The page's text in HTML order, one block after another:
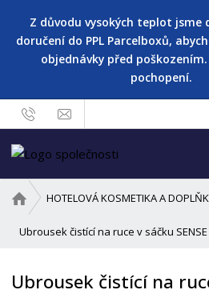
Z důvodu vysokých teplot jsme
doručení do PPL Parcelboxů,
objednávky před
pochopení.
v
o
í
HOTELOVÁ KOSMETIKA A
Ubrousek čistící na ruce v sáčku SENSE
Ubrousek čistící na